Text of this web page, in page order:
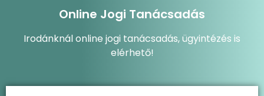
Online Jogi Tanácsadás
Irodánknál online jogi tanácsadás, ügyintézés is
elérhető!